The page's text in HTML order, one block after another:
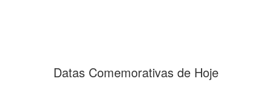
Datas Comemorativas de Hoje